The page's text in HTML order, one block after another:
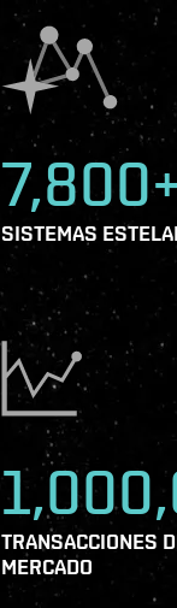
SISTEMAS
TRANSACCIONES
MERCADO